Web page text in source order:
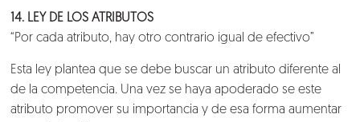
14. LEY DE LOS ATRIBUTOS
“Por cada atributo, hay otro contrario igual de efectivo”
Esta ley plantea que se debe buscar un atributo diferente al
de la competencia. Una vez se haya apoderado se este
atributo promover su importancia y de esa forma aumentar